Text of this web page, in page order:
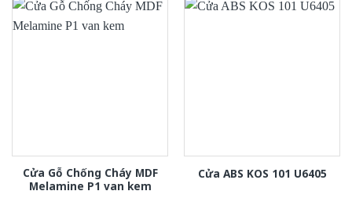
Cửa Gỗ Chống Cháy MDF
Melamine P1 van kem
Cửa ABS KOS 101 U6405